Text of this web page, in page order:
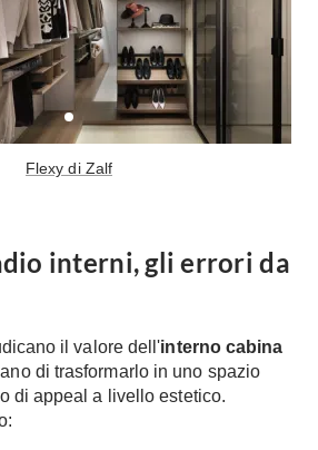
Flexy di Zalf
interni, gli errori da
il valore dell'interno cabina
di trasformarlo in uno spazio
di appeal a livello estetico.